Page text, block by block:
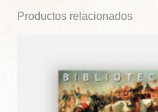
Productos relacionados